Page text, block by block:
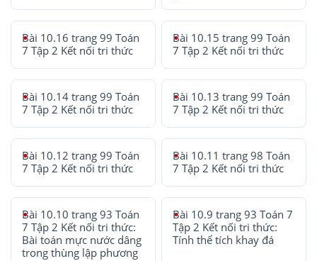
Bài 10.16 trang 99 Toán
7 Tập 2 Kết nối tri thức
Bài 10.15 trang 99 Toán
7 Tập 2 Kết nối tri thức
Bài 10.14 trang 99 Toán
7 Tập 2 Kết nối tri thức
Bài 10.13 trang 99 Toán
7 Tập 2 Kết nối tri thức
Bài 10.12 trang 99 Toán
7 Tập 2 Kết nối tri thức
Bài 10.11 trang 98 Toán
7 Tập 2 Kết nối tri thức
Bài 10.10 trang 93 Toán
7 Tập 2 Kết nối tri thức:
Bài toán mực nước dâng
trong thùng lập phương
Bài 10.9 trang 93 Toán 7
Tập 2 Kết nối tri thức:
Tính thể tích khay đá